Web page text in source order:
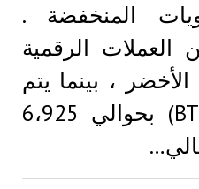
المنخفضة .
العملات الرقمية
، بينما يتم
تداول البيتكوين (BTC) بحوالي 6،925